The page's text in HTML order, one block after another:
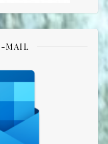
MAIL